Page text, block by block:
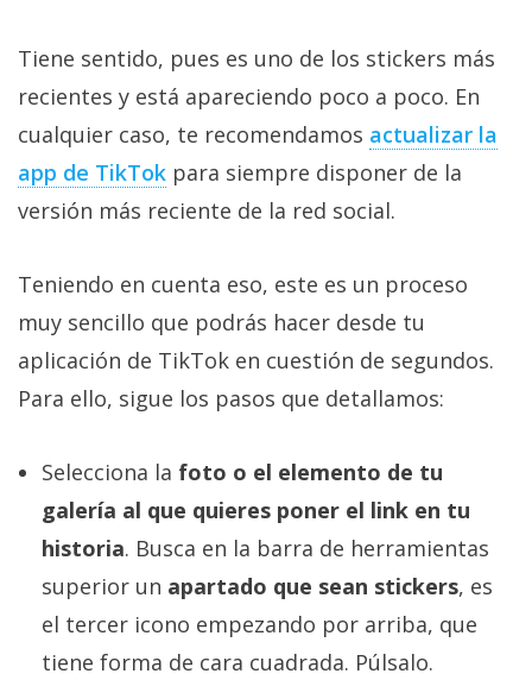
Tiene sentido, pues es uno de los stickers más
recientes y está apareciendo poco a poco. En
cualquier caso, te recomendamos actualizar la
app de TikTok‎ para siempre disponer de la
versión más reciente de la red social.
Teniendo en cuenta eso, este es un proceso
muy sencillo que podrás hacer desde tu
aplicación de TikTok en cuestión de segundos.
Para ello, sigue los pasos que detallamos:
Selecciona la foto o el elemento de tu
galería al que quieres poner el link en tu
historia. Busca en la barra de herramientas
superior un apartado que sean stickers, es
el tercer icono empezando por arriba, que
tiene forma de cara cuadrada. Púlsalo.